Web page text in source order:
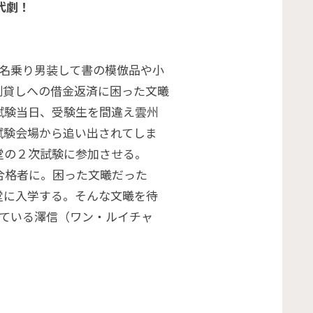
！
乗り男装して書の模倣品や小
しへの借金返済に困った文曦
当日、受験生を間違え雲州
会場から追い出されてしま
２次試験に参加させる。
者に。困った文曦だった
入学する。そんな文曦を待
いる澤信（ワン・ルイチャ